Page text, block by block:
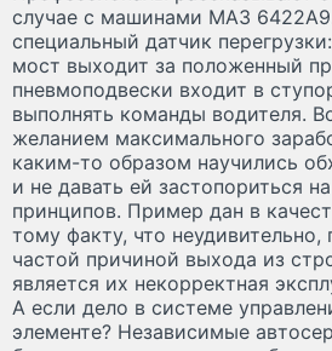
случае с машинами МАЗ
специальный датчик
мост выходит за положенный
пневмоподвески входит в
выполнять команды водителя.
желанием максимального
каким-то образом научились
и не давать ей застопориться
принципов. Пример дан в
тому факту, что неудивительно,
частой причиной выхода из
является их некорректная
А если дело в системе
элементе? Независимые